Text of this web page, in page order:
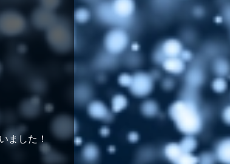
ました！